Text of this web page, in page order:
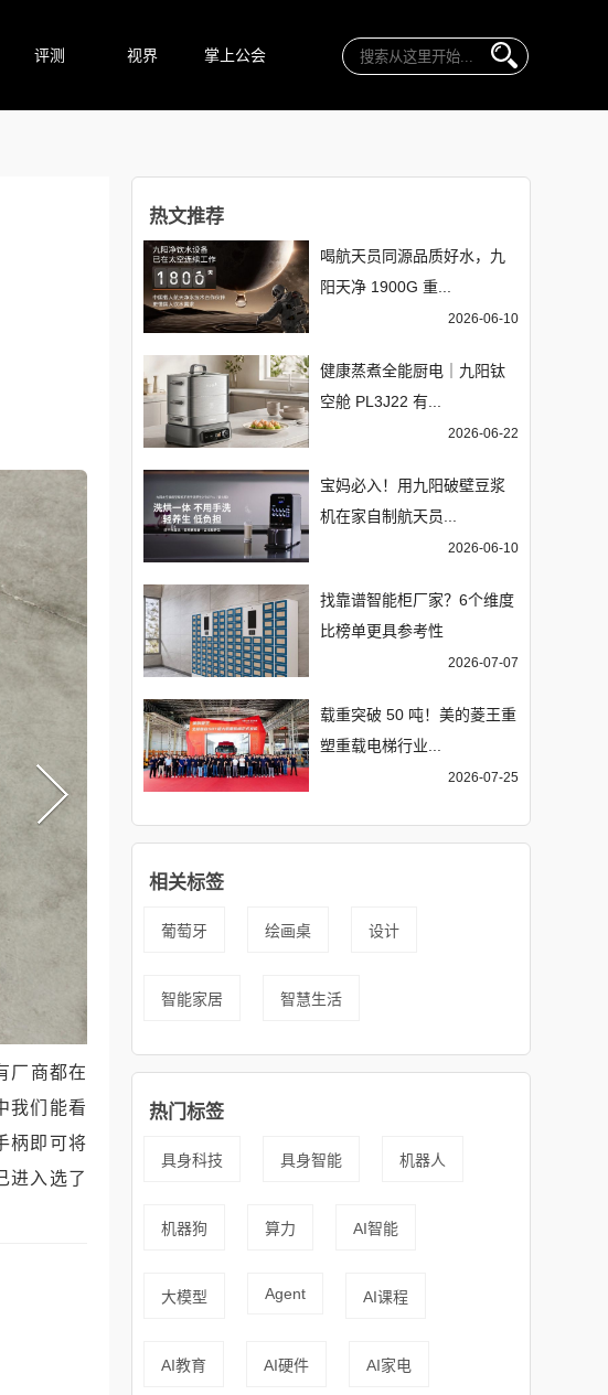
评测 视界 掌上公会
厂商都在
我们能看
柄即可将
进入选了
热文推荐
喝航天员同源品质好水，九
阳天净 1900G 重...
2026-06-10
健康蒸煮全能厨电｜九阳钛
空舱 PL3J22 有...
2026-06-22
宝妈必入！用九阳破壁豆浆
机在家自制航天员...
2026-06-10
找靠谱智能柜厂家？6个维度
比榜单更具参考性
2026-07-07
载重突破 50 吨！美的菱王重
塑重载电梯行业...
2026-07-25
相关标签
葡萄牙 绘画桌 设计
智能家居 智慧生活
热门标签
具身科技 具身智能 机器人
机器狗 算力 AI智能
大模型 Agent AI课程
AI教育 AI硬件 AI家电